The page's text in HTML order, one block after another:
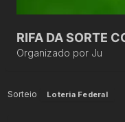
RIFA DA SORTE
Organizado por Ju
Sorteio Loteria Federal